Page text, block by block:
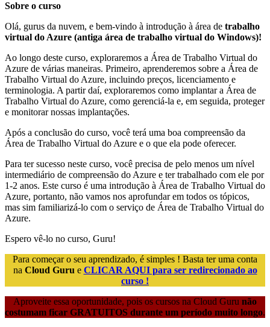
Sobre o curso
Olá, gurus da nuvem, e bem-vindo à introdução à área de trabalho
virtual do Azure (antiga área de trabalho virtual do Windows)!
Ao longo deste curso, exploraremos a Área de Trabalho Virtual do
Azure de várias maneiras. Primeiro, aprenderemos sobre a Área de
Trabalho Virtual do Azure, incluindo preços, licenciamento e
terminologia. A partir daí, exploraremos como implantar a Área de
Trabalho Virtual do Azure, como gerenciá-la e, em seguida, proteger
e monitorar nossas implantações.
Após a conclusão do curso, você terá uma boa compreensão da
Área de Trabalho Virtual do Azure e o que ela pode oferecer.
Para ter sucesso neste curso, você precisa de pelo menos um nível
intermediário de compreensão do Azure e ter trabalhado com ele por
1-2 anos. Este curso é uma introdução à Área de Trabalho Virtual do
Azure, portanto, não vamos nos aprofundar em todos os tópicos,
mas sim familiarizá-lo com o serviço de Área de Trabalho Virtual do
Azure.
Espero vê-lo no curso, Guru!
Para começar o seu aprendizado, é simples ! Basta ter uma conta
na Cloud Guru e CLICAR AQUI para ser redirecionado ao
curso !
Aproveite essa oportunidade, pois os cursos na Cloud Guru não
costumam ficar GRATUITOS durante um período muito longo.